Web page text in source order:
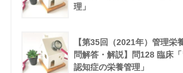
理」
【第35回（2021年）管理栄
問解答・解説】問128 臨床
認知症の栄養管理」